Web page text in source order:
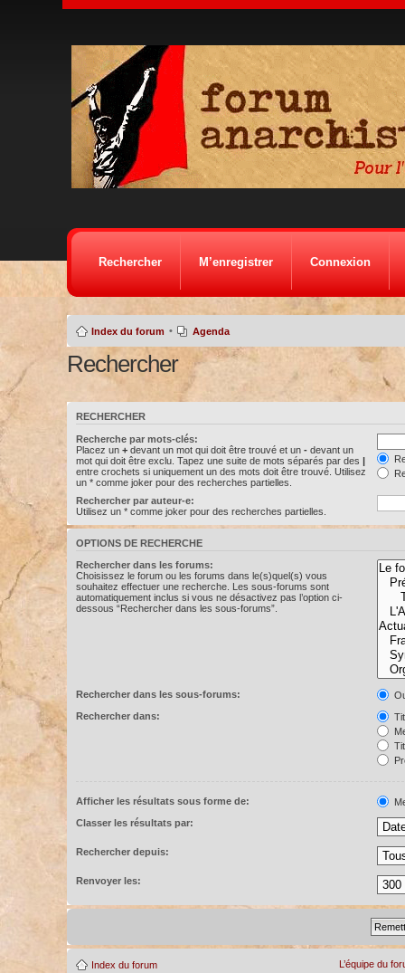
Rechercher M’enregistrer Connexion
Index du forum • Agenda
Rechercher
RECHERCHER
Recherche par mots-clés:
Placez un +devant un mot qui doit être trouvé et un -devant un
mot qui doit être exclu. Tapez une suite de mots séparés par des |
entre crochets si uniquement un des mots doit être trouvé. Utilisez
un * comme joker pour des recherches partielles.
Rechercher par auteur-e:
Utilisez un * comme joker pour des recherches partielles.
OPTIONS DE RECHERCHE
Rechercher dans les forums:
Choisissez le forum ou les forums dans le(s)quel(s) vous
souhaitez effectuer une recherche. Les sous-forums sont
automatiquement inclus si vous ne désactivez pas l’option ci-
dessous “Rechercher dans les sous-forums”.
Rechercher dans les sous-forums:
Rechercher dans:
Afficher les résultats sous forme de:
Classer les résultats par:
Rechercher depuis:
Renvoyer les:
Index du forum L’équipe du